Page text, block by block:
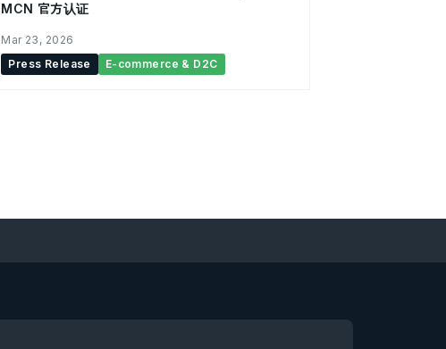
MCN 官方认证
Mar 23, 2026
Press Release
E-commerce & D2C